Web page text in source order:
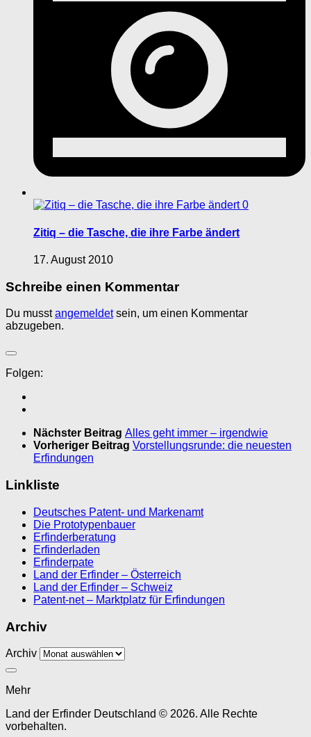
0
Zitiq – die Tasche, die ihre Farbe ändert
17. August 2010
Schreibe einen Kommentar
Du musstangemeldetsein, um einen Kommentar
abzugeben.
Folgen:
Nächster Beitrag Alles geht immer – irgendwie
Vorheriger Beitrag Vorstellungsrunde: die neuesten
Erfindungen
Linkliste
Deutsches Patent- und Markenamt
Die Prototypenbauer
Erfinderberatung
Erfinderladen
Erfinderpate
Land der Erfinder – Österreich
Land der Erfinder – Schweiz
Patent-net – Marktplatz für Erfindungen
Archiv
Archiv
Mehr
Land der Erfinder Deutschland © 2026. Alle Rechte
vorbehalten.